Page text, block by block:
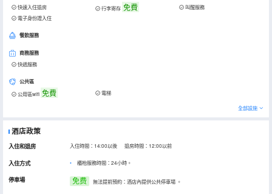
快速入住退房 行李寄存 免費
叫醒服務
電子身份證入住
餐飲服務
商務服務
快遞服務
公共區
公用區wifi 免費 電梯
全部設施
酒店政策
入住和退房 入住時間：14:00以後 退房時間：12:00以前
入住方式 櫃枱服務時間：24小時。
停車場 免费 無法提前預約：酒店內提供公共停車場 。